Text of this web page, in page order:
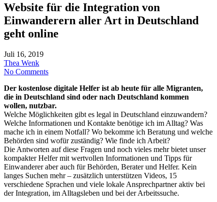
Website für die Integration von
Einwanderern aller Art in Deutschland
geht online
Juli 16, 2019
Thea Wenk
No Comments
Der kostenlose digitale Helfer ist ab heute für alle Migranten,
die in Deutschland sind oder nach Deutschland kommen
wollen, nutzbar.
Welche Möglichkeiten gibt es legal in Deutschland einzuwandern?
Welche Informationen und Kontakte benötige ich im Alltag? Was
mache ich in einem Notfall? Wo bekomme ich Beratung und welche
Behörden sind wofür zuständig? Wie finde ich Arbeit?
Die Antworten auf diese Fragen und noch vieles mehr bietet unser
kompakter Helfer mit wertvollen Informationen und Tipps für
Einwanderer aber auch für Behörden, Berater und Helfer. Kein
langes Suchen mehr – zusätzlich unterstützen Videos, 15
verschiedene Sprachen und viele lokale Ansprechpartner aktiv bei
der Integration, im Alltagsleben und bei der Arbeitssuche.